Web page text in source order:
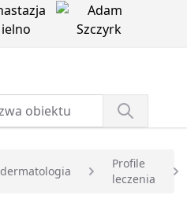
dermatologia
Profile
leczenia